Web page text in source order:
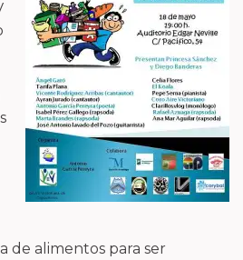
de alimentos para ser